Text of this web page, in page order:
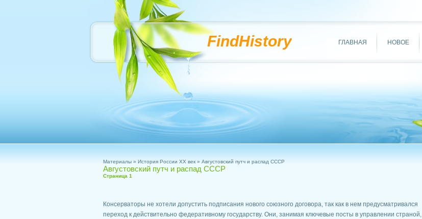
FindHistory ГЛАВНАЯ НОВОЕ
Материалы » История России XX век » Августовский путч и распад СССР
Августовский путч и распад СССР
Страница 1
Консерваторы не хотели допустить подписания нового союзного договора, так как в нем предусматривался
переход к действительно федеративному государству. Они, занимая ключевые посты в управлении страной,